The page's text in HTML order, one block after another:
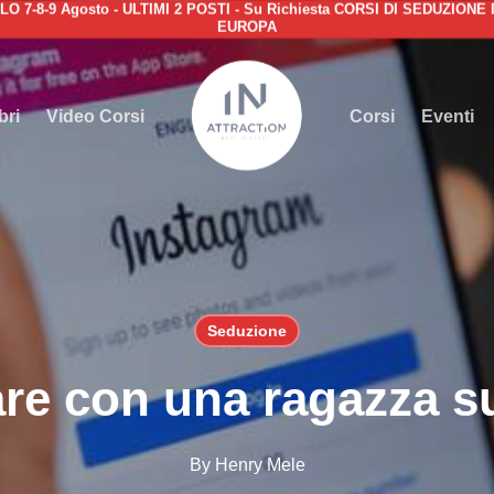
7-8-9 Agosto - ULTIMI 2 POSTI - Su Richiesta CORSI DI
EUROPA
Video Corsi Corsi Eventi
Cart
Seduzione
con una ragazza
By Henry Mele